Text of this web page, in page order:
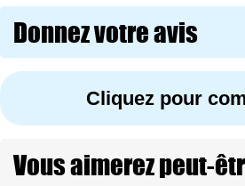
Donnez votre avis
Cliquez pour
Vous aimerez peut-